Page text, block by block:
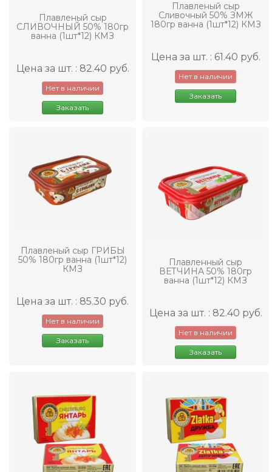
Плавленый сыр
СЛИВОЧНЫЙ 50% 180гр
ванна (1шт*12) КМЗ
Цена за шт. : 82.40 руб.
Нет в наличии
Заказать
Плавленый сыр
Сливочный 50% ЗМЖ
180гр ванна (1шт*12) КМЗ
Цена за шт. : 61.40 руб.
Нет в наличии
Заказать
Плавленый сыр ГРИБЫ
50% 180гр ванна (1шт*12)
КМЗ
Цена за шт. : 85.30 руб.
Нет в наличии
Заказать
Плавленный сыр
ВЕТЧИНА 50% 180гр
ванна (1шт*12) КМЗ
Цена за шт. : 82.40 руб.
Нет в наличии
Заказать